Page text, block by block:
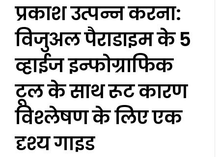
प्रकाश उत्पन्न करना:
विजुअल पैराडाइम के 5
व्हाईज इन्फोग्राफिक
टूल के साथ रूट कारण
विश्लेषण के लिए एक
दृश्य गाइड